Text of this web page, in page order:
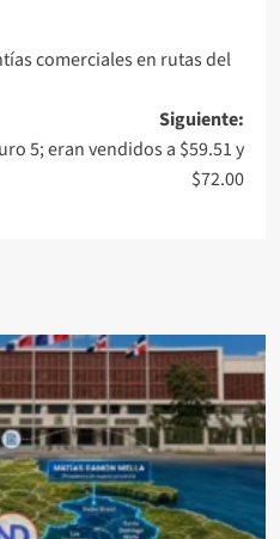
comerciales en rutas del
Siguiente:
5; eran vendidos a $59.51 y
$72.00